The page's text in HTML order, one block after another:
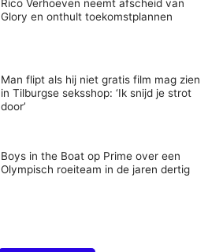
Rico Verhoeven neemt afscheid van
Glory en onthult toekomstplannen
Man flipt als hij niet gratis film mag zien
in Tilburgse seksshop: ‘Ik snijd je strot
door’
Boys in the Boat op Prime over een
Olympisch roeiteam in de jaren dertig